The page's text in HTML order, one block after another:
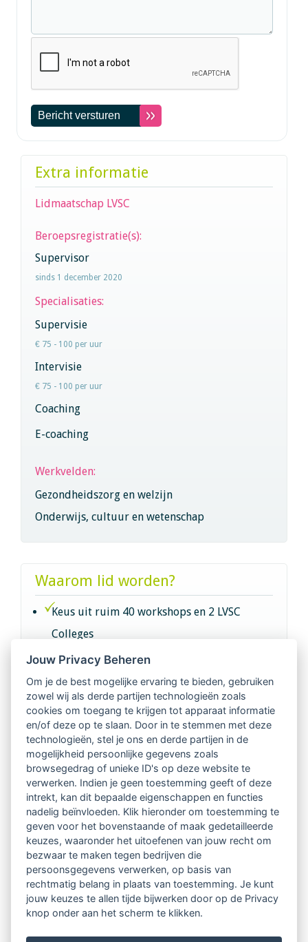
Extra informatie
Lidmaatschap LVSC
Beroepsregistratie(s):
Supervisor
sinds 1 december 2020
Specialisaties:
Supervisie
€ 75 - 100 per uur
Intervisie
€ 75 - 100 per uur
Coaching
E-coaching
Werkvelden:
Gezondheidszorg en welzijn
Onderwijs, cultuur en wetenschap
Waarom lid worden?
Keus uit ruim 40 workshops en 2 LVSC
Colleges
Intervisie met geregistreerde vakgenoten
Netwerk van 2100 professionals in 14
regio's
Vindbaar voor opdrachtgevers
Tijdschrift voor
Begeleidingskunde & kennisbank
Beroepsregistratie (LVSC keurmerk)
Lid worden van LVSC
Jouw Privacy Beheren
Om je de best mogelijke ervaring te bieden, gebruiken
zowel wij als derde partijen technologieën zoals
cookies om toegang te krijgen tot apparaat informatie
en/of deze op te slaan. Door in te stemmen met deze
technologieën, stel je ons en derde partijen in de
mogelijkheid persoonlijke gegevens zoals
browsegedrag of unieke ID's op deze website te
verwerken. Indien je geen toestemming geeft of deze
intrekt, kan dit bepaalde eigenschappen en functies
nadelig beïnvloeden. Klik hieronder om toestemming te
geven voor het bovenstaande of maak gedetailleerde
keuzes, waaronder het uitoefenen van jouw recht om
bezwaar te maken tegen bedrijven die
persoonsgegevens verwerken, op basis van
rechtmatig belang in plaats van toestemming. Je kunt
jouw keuzes te allen tijde bijwerken door op de Privacy
knop onder aan het scherm te klikken.